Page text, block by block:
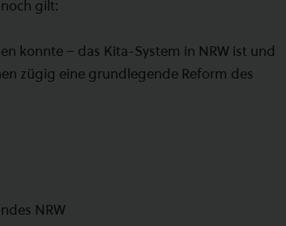
gilt:
konnte – das Kita-System in NRW ist und
zügig eine grundlegende Reform des
NRW